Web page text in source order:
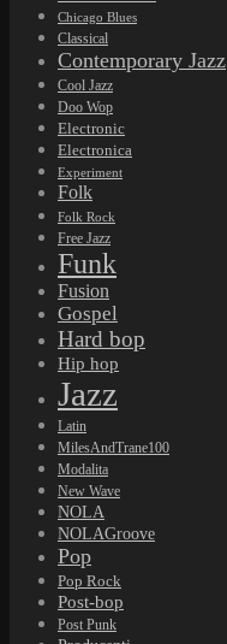
Chicago Blues
Classical
Contemporary Jazz
Cool Jazz
Doo Wop
Electronic
Electronica
Experiment
Folk
Folk Rock
Free Jazz
Funk
Fusion
Gospel
Hard bop
Hip hop
Jazz
Latin
MilesAndTrane100
Modalita
New Wave
NOLA
NOLAGroove
Pop
Pop Rock
Post-bop
Post Punk